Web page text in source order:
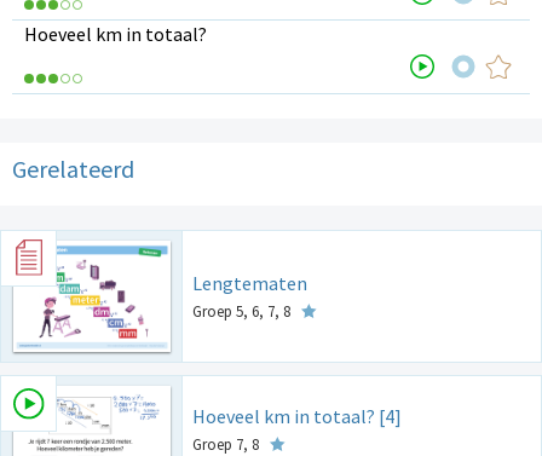
Hoeveel km in totaal?
Gerelateerd
Lengtematen
Groep 5, 6, 7, 8
Hoeveel km in totaal? [4]
Groep 7, 8